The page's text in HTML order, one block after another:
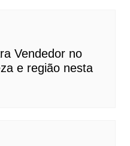
Vendedor no
e região nesta